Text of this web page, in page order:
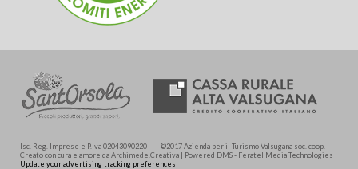
Isc. Reg. Imprese e P.Iva 02043090220 | ©2017 Azienda per il Turismo Valsugana soc. coop.
Creato con cura e amore da Archimede.Creativa | Powered DMS - Feratel Media Technologies
Update your advertising tracking preferences